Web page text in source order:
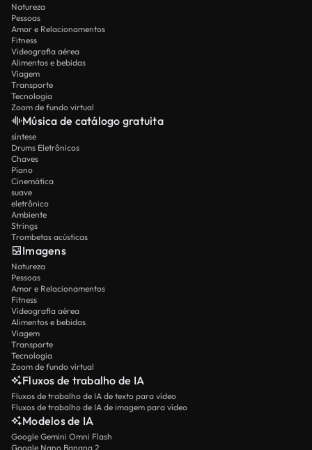
Natureza
Pessoas
Amor e Relacionamentos
Fitness
Videografia aérea
Alimentos e bebidas
Viagem
Transporte
Tecnologia
Zoom de fundo virtual
Música de catálogo gratuita
síntese
Drums Eletrônicos
Chaves
Piano
Cinemática
suave
eletrônico
Ambiente
Strings
Trombetas acústicas
Imagens
Natureza
Pessoas
Amor e Relacionamentos
Fitness
Videografia aérea
Alimentos e bebidas
Viagem
Transporte
Tecnologia
Zoom de fundo virtual
Fluxos de trabalho de IA
Fluxos de trabalho de IA de texto para vídeo
Fluxos de trabalho de IA de imagem para vídeo
Modelos de IA
Google Gemini Omni Flash
Google Nano Banana 2